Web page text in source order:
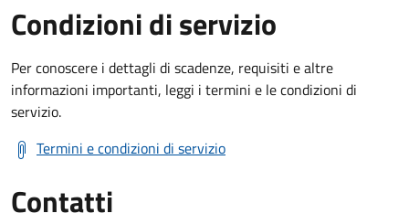
Condizioni di servizio
Per conoscere i dettagli di scadenze, requisiti e altre
informazioni importanti, leggi i termini e le condizioni di
servizio.
Termini e condizioni di servizio
Contatti